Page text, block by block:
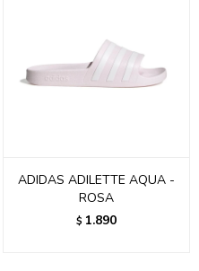
ADIDAS ADILETTE AQUA -
ROSA
$ 1.890